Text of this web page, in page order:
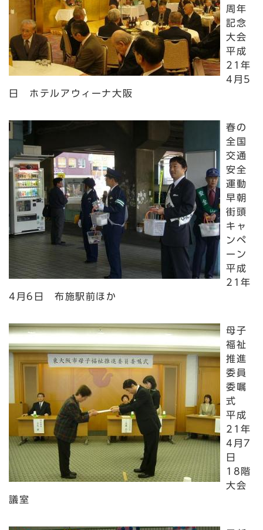
周年
記念
大会
平成
21年
4月5
日 ホテルアウィーナ大阪
春の
全国
交通
安全
運動
早朝
街頭
キャ
ンペ
ーン
平成
21年
4月6日 布施駅前ほか
母子
福祉
推進
委員
委嘱
式
平成
21年
4月7
日
18階
大会
議室